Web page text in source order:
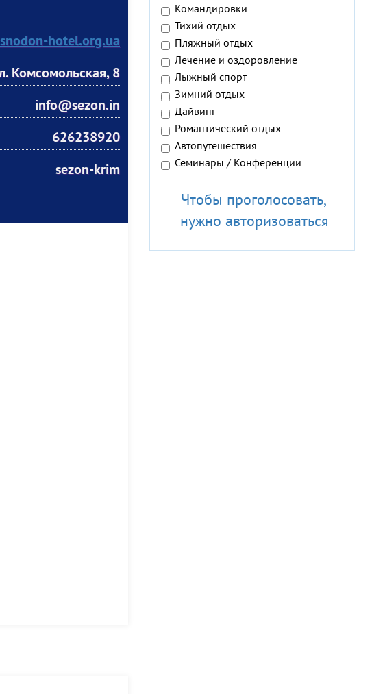
hotel.org.ua
Комсомольская, 8
info@sezon.in
626238920
sezon-krim
Командировки
Тихий отдых
Пляжный отдых
Лечение и оздоровление
Лыжный спорт
Зимний отдых
Дайвинг
Романтический отдых
Автопутешествия
Семинары / Конференции
Чтобы проголосовать,
нужно авторизоваться